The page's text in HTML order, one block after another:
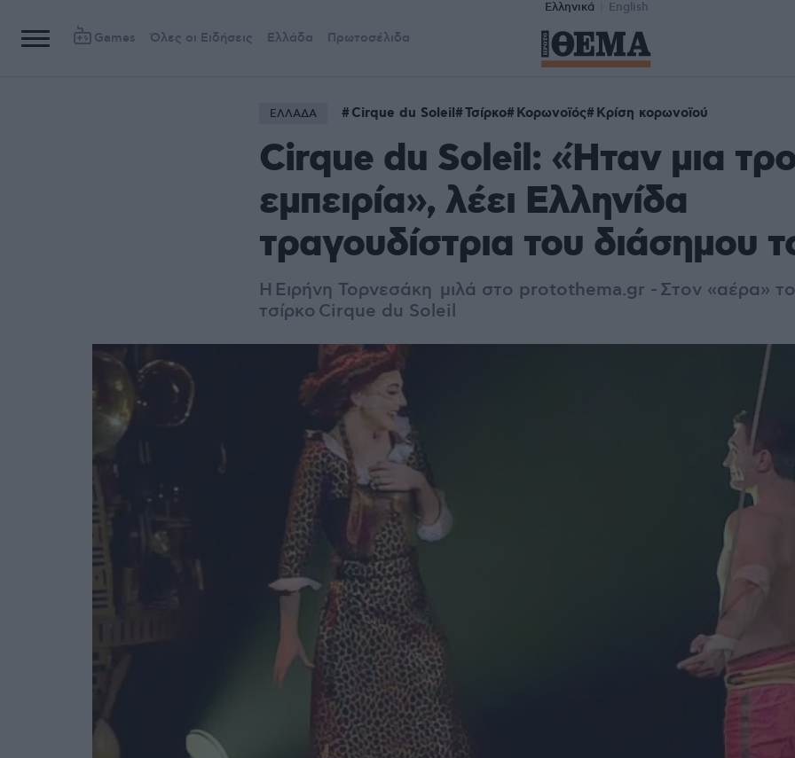
Ελληνικά English
Games Όλες οι Ειδήσεις Ελλάδα Πρωτοσέλιδα
ΕΛΛΑΔΑ Cirque du Soleil Τσίρκο Κορωνοϊός Κρίση κορωνοϊού
Cirque du Soleil: «Ήταν μια
εμπειρία», λέει Ελληνίδα
τραγουδίστρια του διάσημου
Η Ειρήνη Τορνεσάκη μιλά στο protothema.gr - Στον «αέρα»
τσίρκο Cirque du Soleil